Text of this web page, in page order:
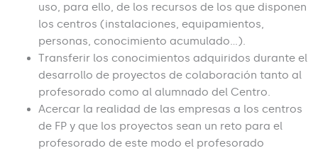
uso, para ello, de los recursos de los que disponen
los centros (instalaciones, equipamientos,
personas, conocimiento acumulado…).
Transferir los conocimientos adquiridos durante el
desarrollo de proyectos de colaboración tanto al
profesorado como al alumnado del Centro.
Acercar la realidad de las empresas a los centros
de FP y que los proyectos sean un reto para el
profesorado de este modo el profesorado